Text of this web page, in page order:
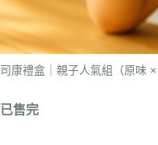
司康禮盒｜親子人氣組（原味 ×
已售完